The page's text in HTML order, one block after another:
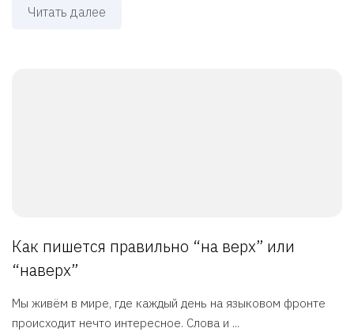
Читать далее
Как пишется правильно “на верх” или
“наверх”
Мы живём в мире, где каждый день на языковом фронте
происходит нечто интересное. Слова и ...